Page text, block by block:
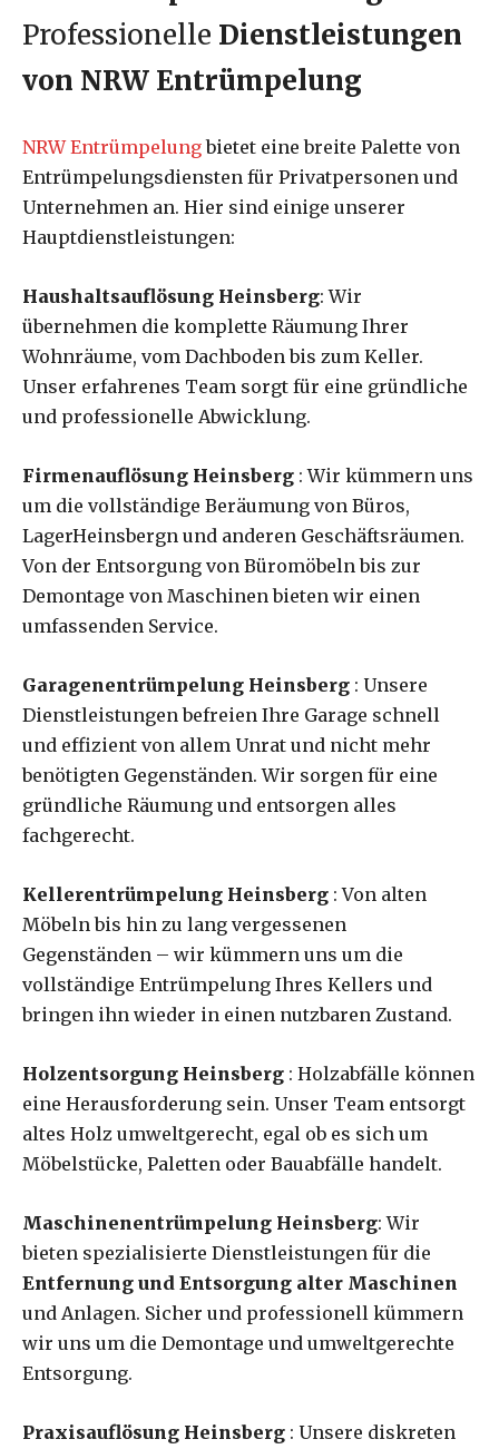
Professionelle Dienstleistungen
von NRW Entrümpelung
NRW Entrümpelungbietet eine breite Palette von
Entrümpelungsdiensten für Privatpersonen und
Unternehmen an. Hier sind einige unserer
Hauptdienstleistungen:
Haushaltsauflösung Heinsberg: Wir
übernehmen die komplette Räumung Ihrer
Wohnräume, vom Dachboden bis zum Keller.
Unser erfahrenes Team sorgt für eine gründliche
und professionelle Abwicklung.
Firmenauflösung Heinsberg : Wir kümmern uns
um die vollständige Beräumung von Büros,
LagerHeinsbergn und anderen Geschäftsräumen.
Von der Entsorgung von Büromöbeln bis zur
Demontage von Maschinen bieten wir einen
umfassenden Service.
Garagenentrümpelung Heinsberg : Unsere
Dienstleistungen befreien Ihre Garage schnell
und effizient von allem Unrat und nicht mehr
benötigten Gegenständen. Wir sorgen für eine
gründliche Räumung und entsorgen alles
fachgerecht.
Kellerentrümpelung Heinsberg : Von alten
Möbeln bis hin zu lang vergessenen
Gegenständen – wir kümmern uns um die
vollständige Entrümpelung Ihres Kellers und
bringen ihn wieder in einen nutzbaren Zustand.
Holzentsorgung Heinsberg : Holzabfälle können
eine Herausforderung sein. Unser Team entsorgt
altes Holz umweltgerecht, egal ob es sich um
Möbelstücke, Paletten oder Bauabfälle handelt.
Maschinenentrümpelung Heinsberg: Wir
bieten spezialisierte Dienstleistungen für die
Entfernung und Entsorgung alter Maschinen
und Anlagen. Sicher und professionell kümmern
wir uns um die Demontage und umweltgerechte
Entsorgung.
Praxisauflösung Heinsberg : Unsere diskreten